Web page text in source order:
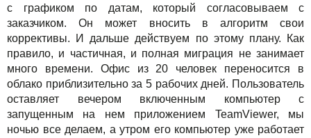
с графиком по датам, который согласовываем с
заказчиком. Он может вносить в алгоритм свои
коррективы. И дальше действуем по этому плану. Как
правило, и частичная, и полная миграция не занимает
много времени. Офис из 20 человек переносится в
облако приблизительно за 5 рабочих дней. Пользователь
оставляет вечером включенным компьютер с
запущенным на нем приложением TeamViewer, мы
ночью все делаем, а утром его компьютер уже работает